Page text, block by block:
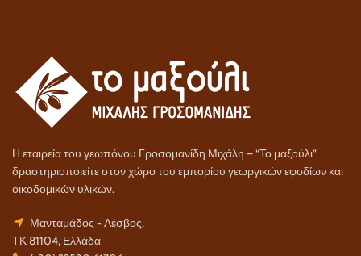
Η εταιρεία του γεωπόνου Γροσομανίδη Μιχάλη – “Το μαξούλι”
δραστηριοποιείτε στον χώρο του εμπορίου γεωργικών εφοδίων και
οικοδομικών υλικών.
Μανταμάδος - Λέσβος,
ΤΚ 81104, Ελλάδα